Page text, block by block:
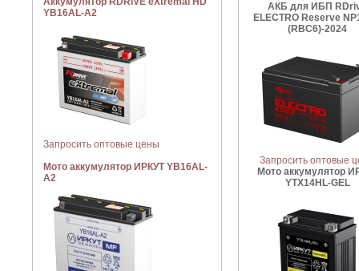
YB16AL-A2
Запросить оптовые цены
Мото аккумулятор ИРКУТ YB16AL-
A2
АКБ для ИБП
ELECTRO Reserve
(RBC6)-2024
Запросить оптовые
Мото аккумулятор
YTX14HL-GEL